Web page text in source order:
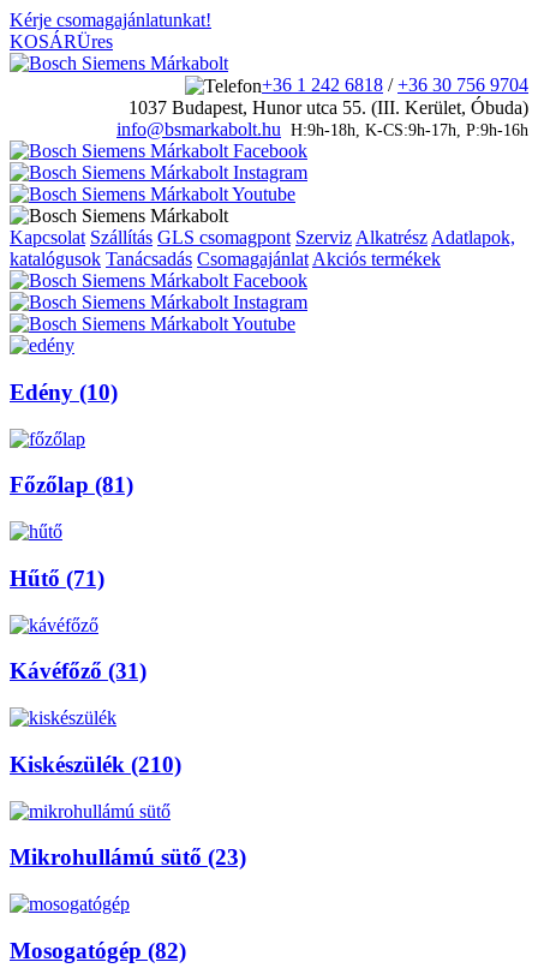
Kérje csomagajánlatunkat!
KOSÁRÜres
+36 1 242 6818 /+36 30 756 9704
1037 Budapest, Hunor utca 55. (III. Kerület, Óbuda)
info@bsmarkabolt.hu H:9h-18h, K-CS:9h-17h, P:9h-16h
Kapcsolat Szállítás GLS csomagpont Szerviz Alkatrész Adatlapok,
katalógusok Tanácsadás Csomagajánlat Akciós termékek
Edény (10)
Főzőlap (81)
Hűtő (71)
Kávéfőző (31)
Kiskészülék (210)
Mikrohullámú sütő (23)
Mosogatógép (82)